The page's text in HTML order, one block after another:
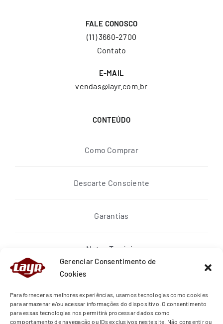
Gerenciar Consentimento de
Cookies
Para fornecer as melhores experiências, usamos tecnologias como cookies
para armazenar e/ou acessar informações do dispositivo. O consentimento
para essas tecnologias nos permitirá processar dados como
comportamento de navegação ou IDs exclusivos neste site. Não consentir ou
FALE CONOSCO
(11) 3660-2700
Contato
E-MAIL
vendas@layr.com.br
CONTEÚDO
Como Comprar
Descarte Consciente
Garantias
Notas Topázio
Quem Somos